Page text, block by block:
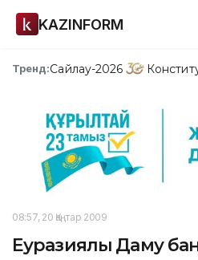
KAZINFORM
Тренд:Сайлау-2026
08:57, 20 Қаңтар 2009
Еуразиялық Даму